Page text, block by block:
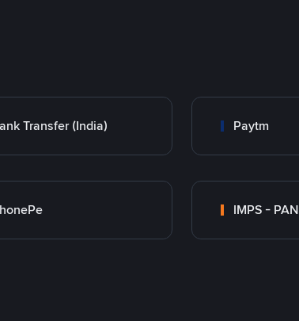
Transfer (India) Paytm
IMPS - PAN